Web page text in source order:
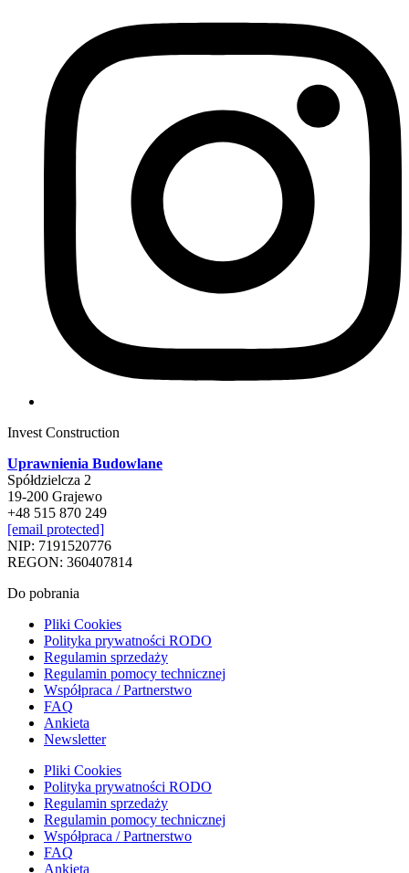
Invest Construction
Uprawnienia Budowlane
Spółdzielcza 2
19-200 Grajewo
+48 515 870 249
[email protected]
NIP: 7191520776
REGON: 360407814
Do pobrania
Pliki Cookies
Polityka prywatności RODO
Regulamin sprzedaży
Regulamin pomocy technicznej
Współpraca / Partnerstwo
FAQ
Ankieta
Newsletter
Pliki Cookies
Polityka prywatności RODO
Regulamin sprzedaży
Regulamin pomocy technicznej
Współpraca / Partnerstwo
FAQ
Ankieta